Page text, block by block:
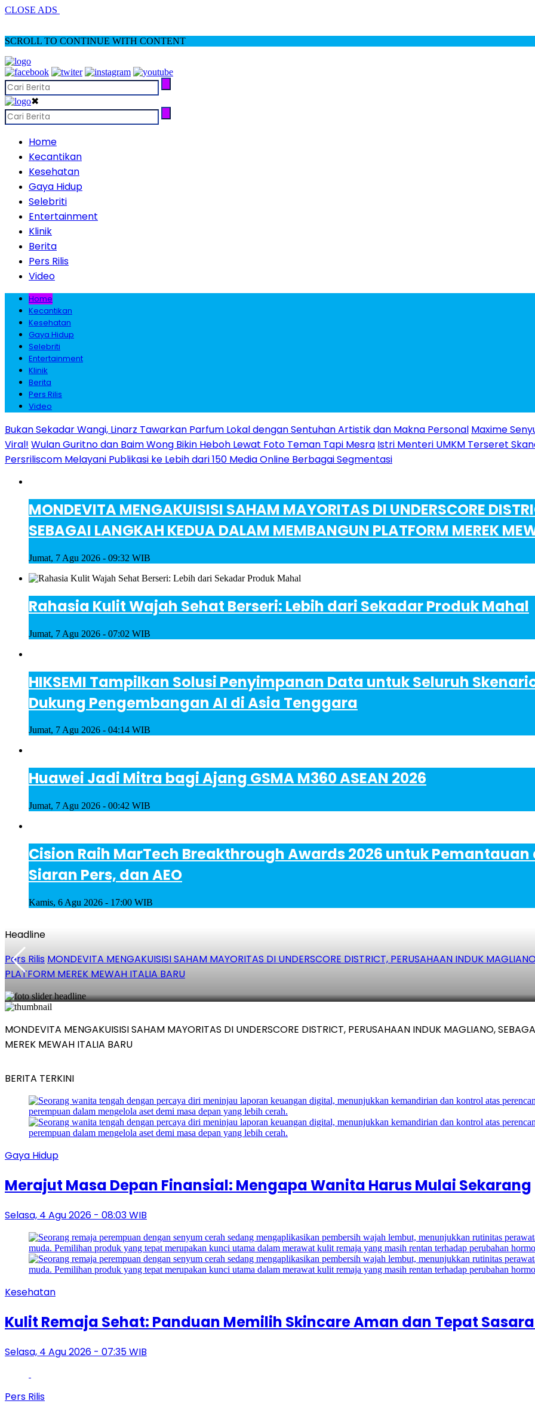
CLOSE ADS
SCROLL TO CONTINUE WITH CONTENT
✖
Home
Kecantikan
Kesehatan
Gaya Hidup
Selebriti
Entertainment
Klinik
Berita
Pers Rilis
Video
Home
Kecantikan
Kesehatan
Gaya Hidup
Selebriti
Entertainment
Klinik
Berita
Pers Rilis
Video
Bukan Sekadar Wangi, Linarz Tawarkan Parfum Lokal dengan Sentuhan Artistik dan Makna Personal Maxime
Viral! Wulan Guritno dan Baim Wong Bikin Heboh Lewat Foto Teman Tapi Mesra Istri Menteri UMKM Terseret
Persriliscom Melayani Publikasi ke Lebih dari 150 Media Online Berbagai Segmentasi
MONDEVITA MENGAKUISISI SAHAM MAYORITAS DI UNDERSCORE
SEBAGAI LANGKAH KEDUA DALAM MEMBANGUN PLATFORM MEREK
Jumat, 7 Agu 2026 - 09:32 WIB
Rahasia Kulit Wajah Sehat Berseri: Lebih dari Sekadar Produk Mahal
Jumat, 7 Agu 2026 - 07:02 WIB
HIKSEMI Tampilkan Solusi Penyimpanan Data untuk Seluruh
Dukung Pengembangan AI di Asia Tenggara
Jumat, 7 Agu 2026 - 04:14 WIB
Huawei Jadi Mitra bagi Ajang GSMA M360 ASEAN 2026
Jumat, 7 Agu 2026 - 00:42 WIB
Cision Raih MarTech Breakthrough Awards 2026 untuk
Siaran Pers, dan AEO
Kamis, 6 Agu 2026 - 17:00 WIB
Headline
Pers Rilis MONDEVITA MENGAKUISISI SAHAM MAYORITAS DI UNDERSCORE DISTRICT, PERUSAHAAN INDUK
PLATFORM MEREK MEWAH ITALIA BARU
MONDEVITA MENGAKUISISI SAHAM MAYORITAS DI UNDERSCORE DISTRICT, PERUSAHAAN INDUK MAGLIANO,
MEREK MEWAH ITALIA BARU
BERITA TERKINI
Gaya Hidup
Merajut Masa Depan Finansial: Mengapa Wanita Harus Mulai Sekarang
Selasa, 4 Agu 2026 - 08:03 WIB
Kesehatan
Kulit Remaja Sehat: Panduan Memilih Skincare Aman dan Tepat
Selasa, 4 Agu 2026 - 07:35 WIB
Pers Rilis